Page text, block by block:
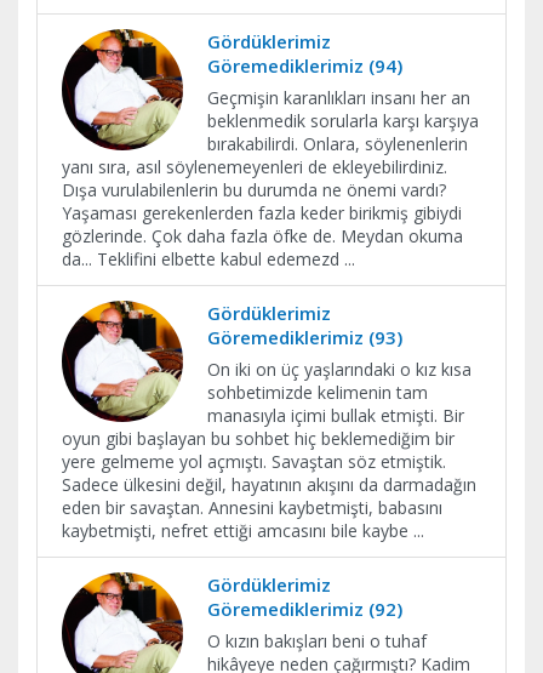
Gördüklerimiz
Göremediklerimiz (94)
Geçmişin karanlıkları insanı her an
beklenmedik sorularla karşı karşıya
bırakabilirdi. Onlara, söylenenlerin
yanı sıra, asıl söylenemeyenleri de ekleyebilirdiniz.
Dışa vurulabilenlerin bu durumda ne önemi vardı?
Yaşaması gerekenlerden fazla keder birikmiş gibiydi
gözlerinde. Çok daha fazla öfke de. Meydan okuma
da... Teklifini elbette kabul edemezd ...
Gördüklerimiz
Göremediklerimiz (93)
On iki on üç yaşlarındaki o kız kısa
sohbetimizde kelimenin tam
manasıyla içimi bullak etmişti. Bir
oyun gibi başlayan bu sohbet hiç beklemediğim bir
yere gelmeme yol açmıştı. Savaştan söz etmiştik.
Sadece ülkesini değil, hayatının akışını da darmadağın
eden bir savaştan. Annesini kaybetmişti, babasını
kaybetmişti, nefret ettiği amcasını bile kaybe ...
Gördüklerimiz
Göremediklerimiz (92)
O kızın bakışları beni o tuhaf
hikâyeye neden çağırmıştı? Kadim